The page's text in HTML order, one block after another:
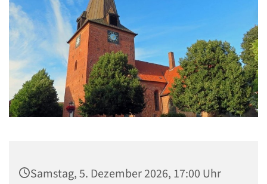
Samstag, 5. Dezember 2026, 17:00 Uhr